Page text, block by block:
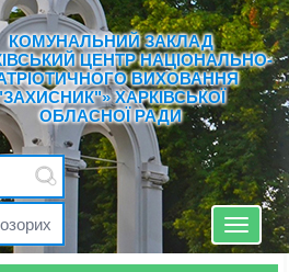
КОМУНАЛЬНИЙ ЗАКЛАД
ЦЕНТР НАЦІОНАЛЬНО-
ВИХОВАННЯ
ХАРКІВСЬКОЇ
ОБЛАСНОЇ РАДИ
Toggle